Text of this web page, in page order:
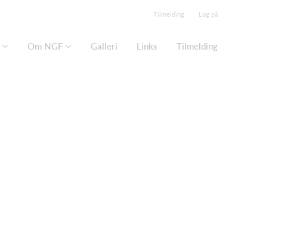
Tilmelding Log på
Om NGF Galleri Links Tilmelding